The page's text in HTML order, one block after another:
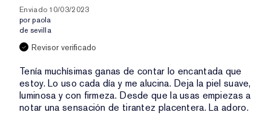
Enviado 10/03/2023
por paola
de sevilla
Revisor verificado
Tenía muchísimas ganas de contar lo encantada que
estoy. Lo uso cada día y me alucina. Deja la piel suave,
luminosa y con firmeza. Desde que la usas empiezas a
notar una sensación de tirantez placentera. La adoro.